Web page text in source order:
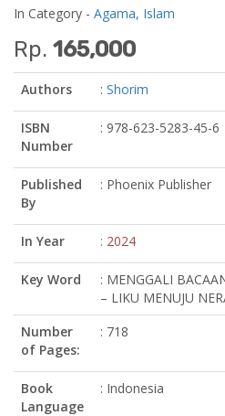
In Category - Agama, Islam
Rp. 165,000
Authors : Shorim
ISBN
Number
: 978-623-5283-45-6
Published
By
: Phoenix Publisher
In Year : 2024
Key Word
: MENGGALI
– LIKU MENUJU
Number
of Pages:
: 718
Book
Language
: Indonesia